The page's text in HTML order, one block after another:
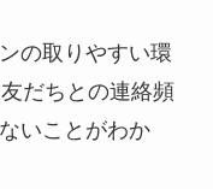
の取りやすい環
だちとの連絡頻
いことがわか